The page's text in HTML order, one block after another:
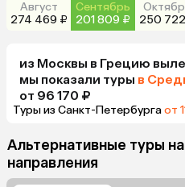
Август
274 469 ₽
Сентябрь
201 809 ₽
250
из Москвы в Грецию
мы показали туры в
от 96 170 ₽
Туры из Санкт-Петербургаот
Альтернативные туры
направления